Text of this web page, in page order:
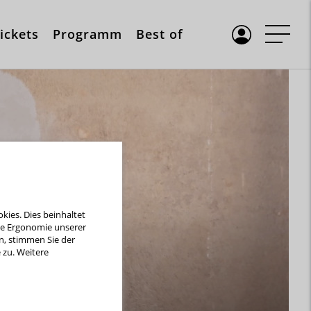
Programm Best of
Dies beinhaltet
Ergonomie unserer
stimmen Sie der
Weitere